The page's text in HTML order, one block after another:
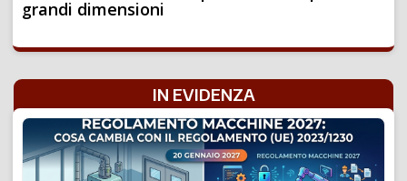
grandi dimensioni
IN EVIDENZA